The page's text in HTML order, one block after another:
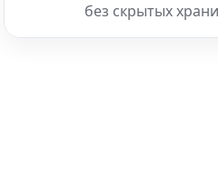
без скрытых